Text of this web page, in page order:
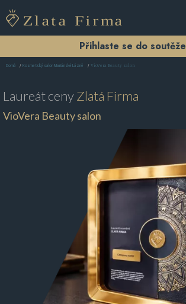
Přihlaste se do soutěže
Domů Kosmetický salon Mariánské Lázně VioVera Beauty salon
Laureát cenyZlatá Firma
VioVera Beauty salon